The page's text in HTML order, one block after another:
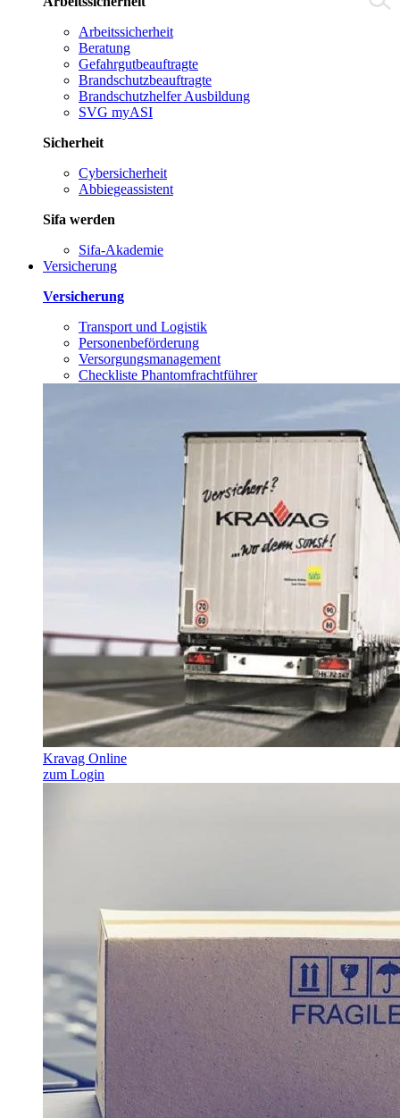
Arbeitssicherheit
Beratung
Gefahrgutbeauftragte
Brandschutzbeauftragte
Brandschutzhelfer Ausbildung
SVG myASI
Sicherheit
Cybersicherheit
Abbiegeassistent
Sifa werden
Sifa-Akademie
Versicherung
Versicherung
Transport und Logistik
Personenbeförderung
Versorgungsmanagement
Checkliste Phantomfrachtführer
Kravag Online
zum Login